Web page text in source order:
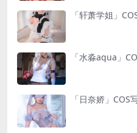
「轩萧学姐」
「水淼aqua」
「日奈娇」